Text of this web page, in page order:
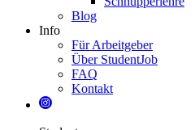
Blog
Info
Für Arbeitgeber
Über StudentJob
FAQ
Kontakt